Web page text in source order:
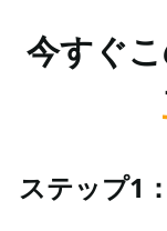
今すぐ
ステップ1